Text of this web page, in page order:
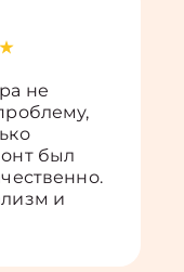
не
был
и